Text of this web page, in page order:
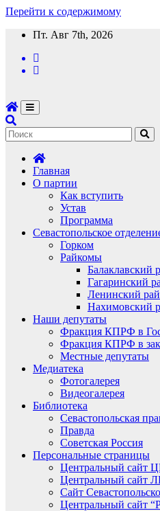
Перейти к содержимому
Пт. Авг 7th, 2026
Главная
О партии
Как вступить
Устав
Программа
Севастопольское
Горком
Райкомы
Гагаринский
Ленинский
Нахимовский
Наши депутаты
Фракция КПРФ в
Фракция КПРФ в
Местные депутаты
Медиатека
Фотогалерея
Видеогалерея
Библиотека
Севастопольская
Правда
Советская Россия
Персональные страницы
Центральный сайт
Центральный сайт
Сайт
Центральный сайт